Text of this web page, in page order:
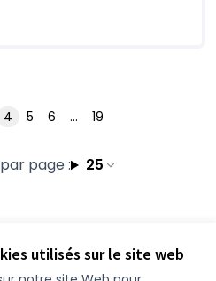
utilisés sur le site web
page : 25
4 5 6 … 19